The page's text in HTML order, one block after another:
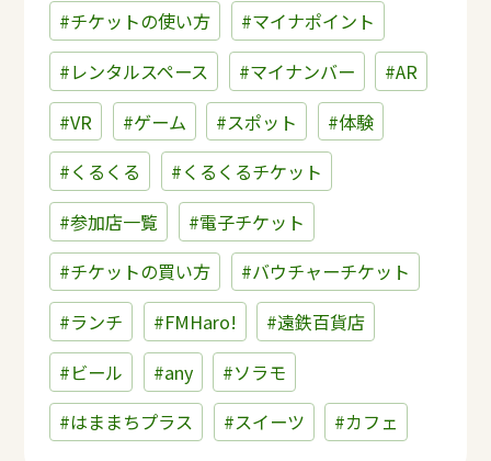
#チケットの使い方
#マイナポイント
#レンタルスペース
#マイナンバー
#AR
#VR
#ゲーム #スポット
#体験
#くるくる
#くるくるチケット
#参加店一覧
#電子チケット
#チケットの買い方
#バウチャーチケット
#ランチ
#FMHaro!
#遠鉄百貨店
#ビール
#any
#ソラモ
#はままちプラス
#スイーツ #カフェ